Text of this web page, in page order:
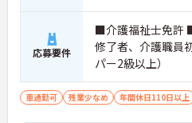
応募要件
■介護福祉士免許
修了者、介護職員
パー2級以上）
車通勤可 残業少なめ 年間休日110日以上